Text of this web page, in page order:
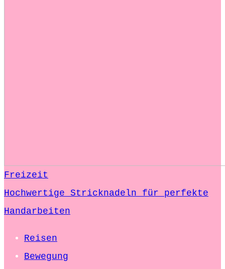
Freizeit
Hochwertige Stricknadeln für perfekte
Handarbeiten
Reisen
Bewegung